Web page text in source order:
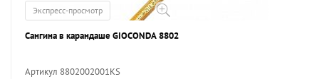
Экспресс-просмотр
Сангина в карандаше GIOCONDA 8802
Артикул 8802002001KS